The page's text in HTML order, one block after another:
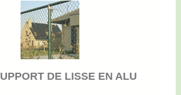
DE LISSE EN ALU